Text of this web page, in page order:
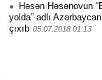
Həsən Həsənovun
yolda” adlı
çıxıb 05.07.2018 01:13